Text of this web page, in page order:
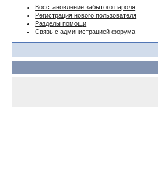
Восстановление забытого пароля
Регистрация нового пользователя
Разделы помощи
Связь с администрацией форума